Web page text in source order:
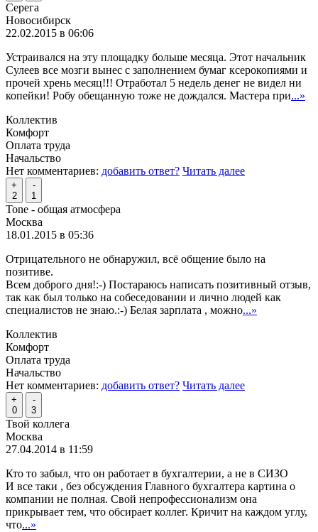
Серега
Новосибирск
22.02.2015 в 06:06
Устраивался на эту площадку больше месяца. Этот начальник
Сулеев все мозги вынес с заполнением бумаг ксерокопиями и
прочей хрень месяц!!! Отработал 5 недель денег не видел ни
копейки! Робу обещанную тоже не дождался. Мастера при...»
Коллектив
Комфорт
Оплата труда
Начальство
Нет комментариев: добавить ответ? Читать далее
+
2
-
1
Tone - общая атмосфера
Москва
18.01.2015 в 05:36
Отрицательного не обнаружил, всё общение было на
позитиве.
Всем доброго дня!:-) Постараюсь написать позитивный отзыв,
так как был только на собеседовании и лично людей как
специалистов не знаю.:-) Белая зарплата , можно...»
Коллектив
Комфорт
Оплата труда
Начальство
Нет комментариев: добавить ответ? Читать далее
+
0
-
3
Твой коллега
Москва
27.04.2014 в 11:59
Кто то забыл, что он работает в бухгалтерии, а не в СИЗО
И все таки , без обсуждения Главного бухгалтера картина о
компании не полная. Свой непрофессионализм она
прикрывает тем, что обсирает коллег. Кричит на каждом углу,
что...»